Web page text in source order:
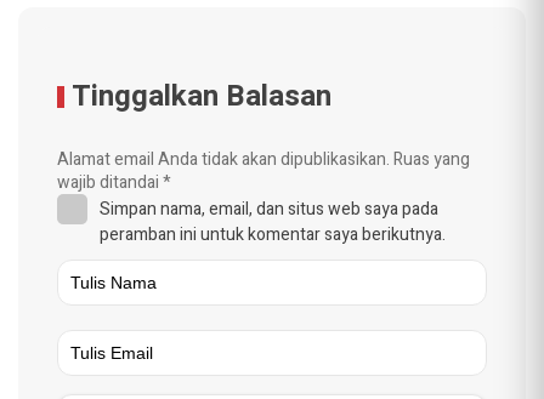
Tinggalkan Balasan
Alamat email Anda tidak akan dipublikasikan.Ruas yang
wajib ditandai*
Simpan nama, email, dan situs web saya pada
peramban ini untuk komentar saya berikutnya.